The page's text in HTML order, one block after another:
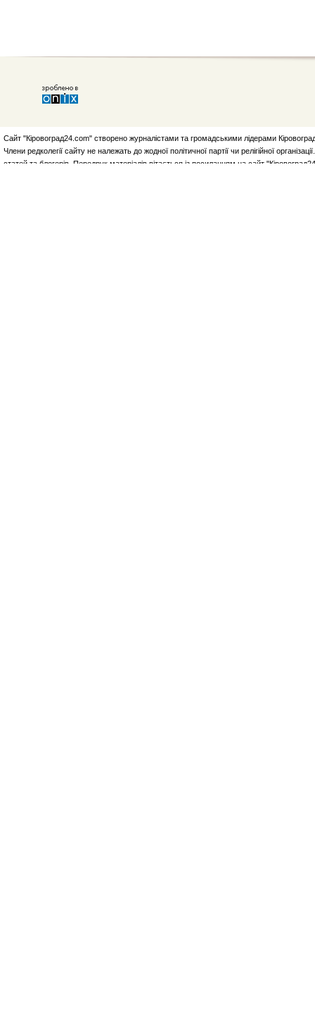
Сайт "Кіровоград24.com" створено журналістами та громадськими лідерами
Члени редколегії сайту не належать до жодної політичної партії чи релігійної
статей та блогерів. Передрук матеріалів вітається із посиланням на сайт